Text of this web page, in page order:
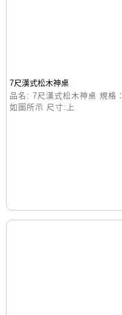
7尺漢式松木神桌
品名: 7尺漢式松木神桌 規格：
如圖所示 尺寸:上